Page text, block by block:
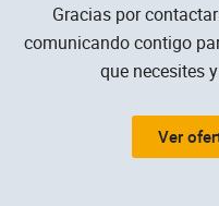
Gracias por
comunicando contigo
que necesites
Ver